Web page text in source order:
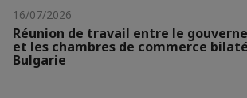
16/07/2026
Réunion de travail entre le
et les chambres de commerce
Bulgarie